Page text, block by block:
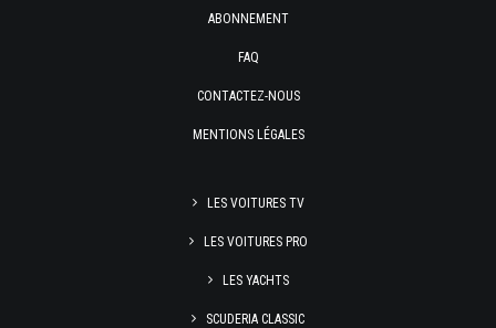
ABONNEMENT
FAQ
CONTACTEZ-NOUS
MENTIONS LÉGALES
LES VOITURES TV
LES VOITURES PRO
LES YACHTS
SCUDERIA CLASSIC